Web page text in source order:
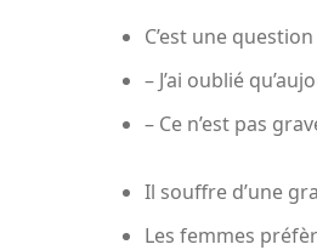
C’est une
– J’ai oublié
– Ce n’est pas
Il souffre d’une
Les femmes